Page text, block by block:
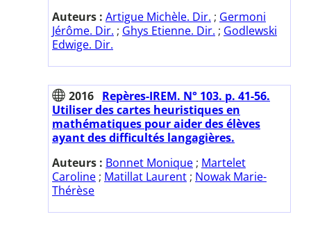
Auteurs : Artigue Michèle. Dir. ; Germoni
Jérôme. Dir. ; Ghys Etienne. Dir. ; Godlewski
Edwige. Dir.
2016 Repères-IREM. N° 103. p. 41-56.
Utiliser des cartes heuristiques en
mathématiques pour aider des élèves
ayant des difficultés langagières.
Auteurs : Bonnet Monique ; Martelet
Caroline ; Matillat Laurent ; Nowak Marie-
Thérèse